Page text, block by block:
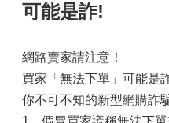
可能是詐!
網路賣家請注意！
買家「無法下單」可能是
你不可不知的新型網購詐